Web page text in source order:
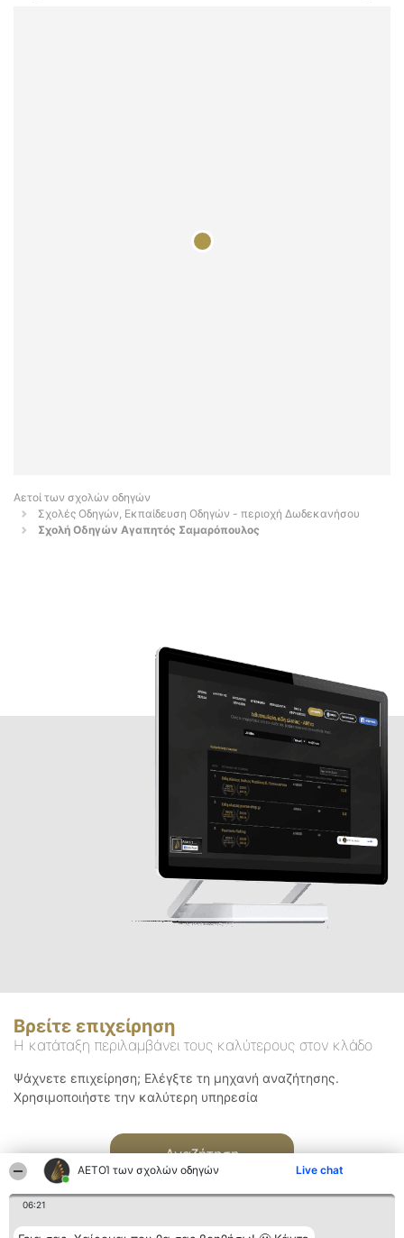
ΑΕΤΟΊ των σχολών οδηγών Live chat
06:21
Αετοί των σχολών οδηγών
Σχολές Οδηγών, Εκπαίδευση Οδηγών - περιοχή Δωδεκανήσου
Σχολή Οδηγών Αγαπητός Σαμαρόπουλος
Βρείτε επιχείρηση
Η κατάταξη περιλαμβάνει τους καλύτερους στον κλάδο
Ψάχνετε επιχείρηση; Ελέγξτε τη μηχανή αναζήτησης.
Χρησιμοποιήστε την καλύτερη υπηρεσία
Αναζήτηση